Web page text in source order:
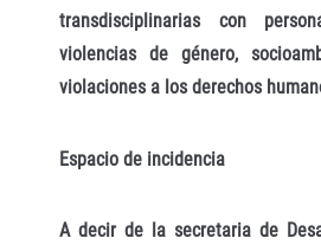
transdisciplinarias con
violencias de género,
violaciones a los derechos
Espacio de incidencia
A decir de la secretaria de